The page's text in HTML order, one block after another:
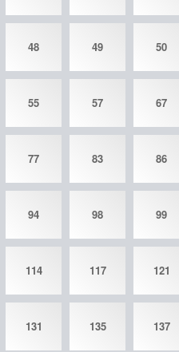
48 49 50
55 57 67
77 83 86
94 98 99
114 117 121
131 135 137